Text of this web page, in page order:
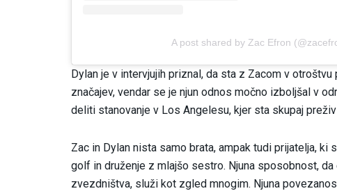
A post shared by Zac Efron
Dylan je v intervjujih priznal, da sta z Zacom v
značajev, vendar se je njun odnos močno izboljšal v
deliti stanovanje v Los Angelesu, kjer sta skupaj
Zac in Dylan nista samo brata, ampak tudi prijatelja,
golf in druženje z mlajšo sestro. Njuna sposobnost,
zvezdništva, služi kot zgled mnogim. Njuna